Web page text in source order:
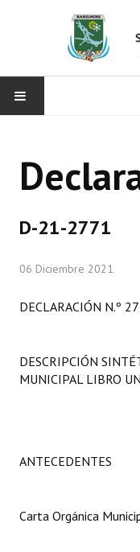
CONCEJO
Comisiones
Programas
Carta Orgánica 2007
D-21-2771
06 Diciembre 2021
DECLARACIÓN N.º
DESCRIPCIÓN
MUNICIPAL LIBRO
ANTECEDENTES
Carta Orgánica